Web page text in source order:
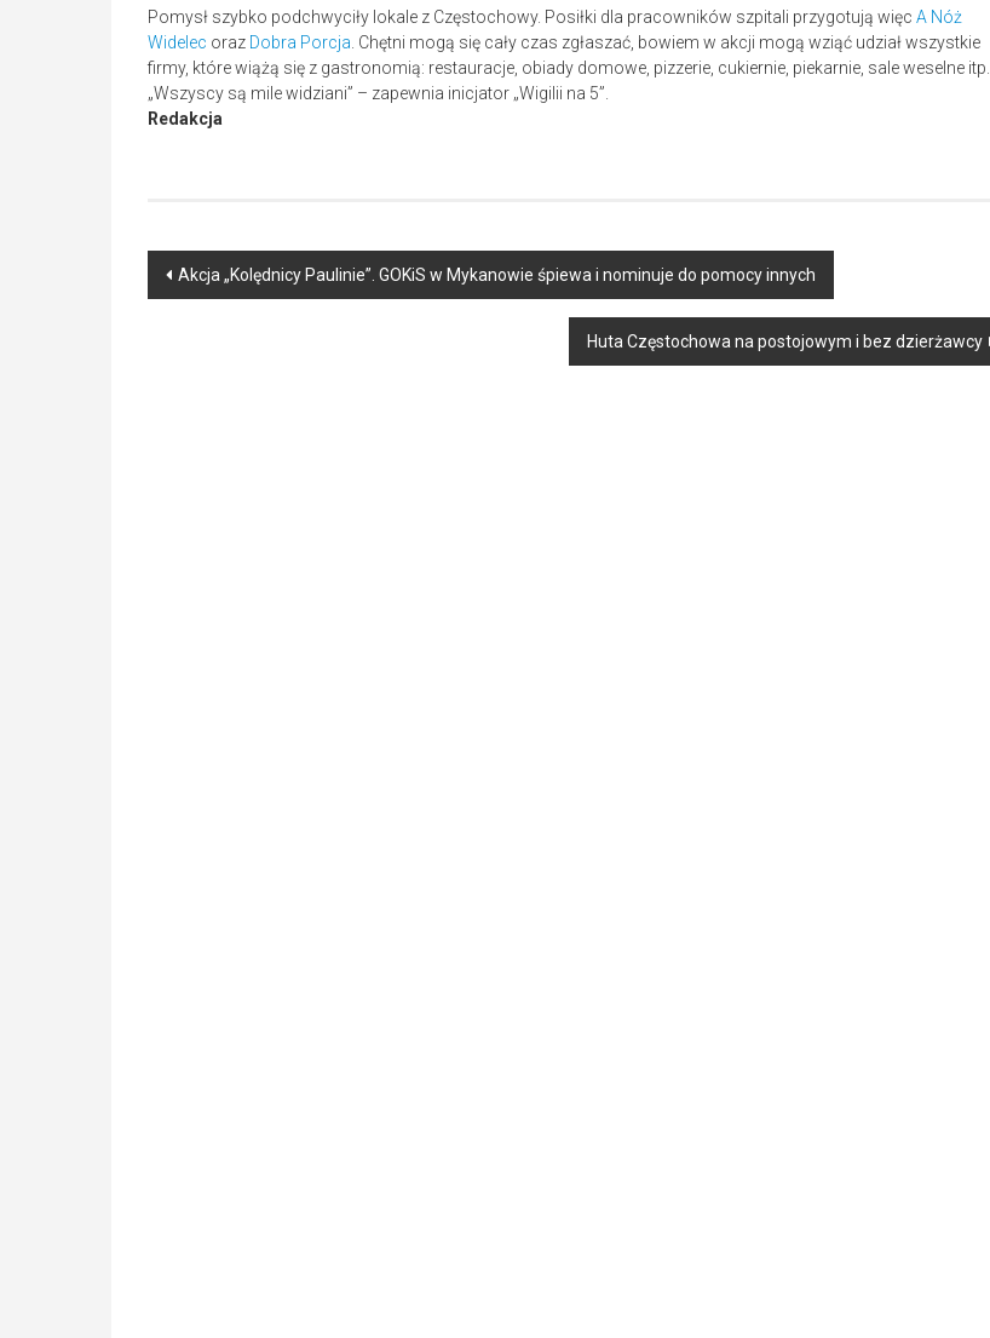
Pomysł szybko podchwyciły lokale z Częstochowy. Posiłki dla pracowników szpitali przygotują więc A Nóż
Widelec oraz Dobra Porcja. Chętni mogą się cały czas zgłaszać, bowiem w akcji mogą wziąć udział wszystkie
firmy, które wiążą się z gastronomią: restauracje, obiady domowe, pizzerie, cukiernie, piekarnie, sale weselne itp.
„Wszyscy są mile widziani” – zapewnia inicjator „Wigilii na 5”.
Redakcja
Post
Akcja „Kolędnicy Paulinie”. GOKiS w Mykanowie śpiewa i nominuje do pomocy innych
Huta Częstochowa na postojowym i bez dzierżawcy